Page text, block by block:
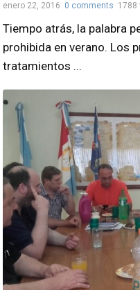
enero 22, 2016 0 comments 1788
Tiempo atrás, la palabra
prohibida en verano. Los
tratamientos ...